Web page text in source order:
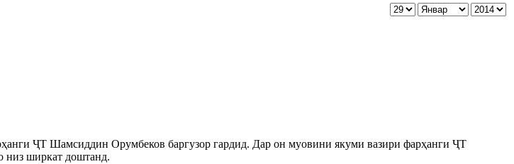
ҶТ Шамсиддин Орумбеков баргузор гардид. Дар он муовини якуми вазири фарҳанги ҶТ
низ ширкат доштанд.